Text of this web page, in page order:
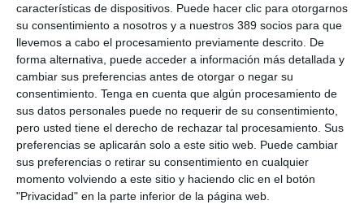
características de dispositivos. Puede hacer clic para otorgarnos
su consentimiento a nosotros y a nuestros 389 socios para que
llevemos a cabo el procesamiento previamente descrito. De
forma alternativa, puede acceder a información más detallada y
cambiar sus preferencias antes de otorgar o negar su
consentimiento. Tenga en cuenta que algún procesamiento de
sus datos personales puede no requerir de su consentimiento,
pero usted tiene el derecho de rechazar tal procesamiento. Sus
preferencias se aplicarán solo a este sitio web. Puede cambiar
sus preferencias o retirar su consentimiento en cualquier
momento volviendo a este sitio y haciendo clic en el botón
"Privacidad" en la parte inferior de la página web.
Acceso ilimitadocontenidosPremiumdurante 1 año
RevistaAseguranza1 año en papel + PDF
Sin compromiso de permanencia
Después
LO QUIERO